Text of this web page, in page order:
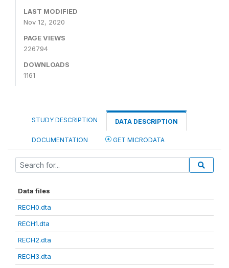
LAST MODIFIED
Nov 12, 2020
PAGE VIEWS
226794
DOWNLOADS
1161
STUDY DESCRIPTION DATA DESCRIPTION
DOCUMENTATION GET MICRODATA
Data files
RECH0.dta
RECH1.dta
RECH2.dta
RECH3.dta